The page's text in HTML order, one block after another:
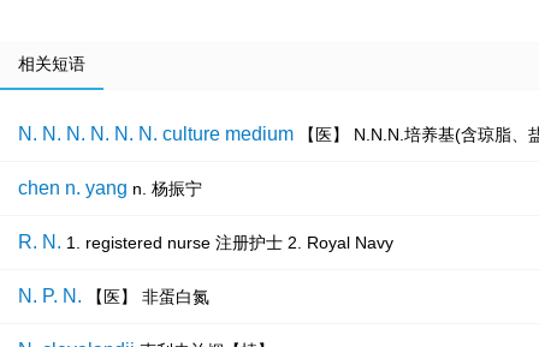
相关短语
N. N. N. N. N. N. culture medium 【医】 N.N.N.培养基(含琼脂
chen n. yang n. 杨振宁
R. N. 1. registered nurse 注册护士 2. Royal Navy
N. P. N. 【医】 非蛋白氮